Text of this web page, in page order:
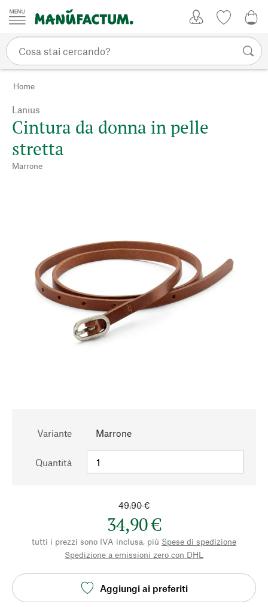
Vai al contenuto
Home
Lanius
Cintura da donna in pelle
stretta
Marrone
Variante Marrone
Quantità
49,90 €
34,90 €
tutti i prezzi sono IVA inclusa, più Spese di spedizione
Spedizione a emissioni zero con DHL
Aggiungi ai preferiti